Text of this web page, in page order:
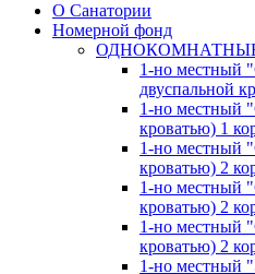
О Санатории
Номерной фонд
1-но местный
двуспальной
1-но местный
кроватью) 1
1-но местный
кроватью) 2
1-но местный
кроватью) 2
1-но местный
кроватью) 2
1-но местный